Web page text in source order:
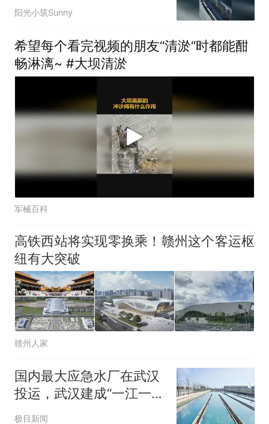
阳光小筑Sunny
希望每个看完视频的朋友“清淤“时都能酣
畅淋漓~ #大坝清淤
军械百科
高铁西站将实现零换乘！赣州这个客运枢
纽有大突破
赣州人家
国内最大应急水厂在武汉
投运，武汉建成“一江一
湖”双水源格局
极目新闻